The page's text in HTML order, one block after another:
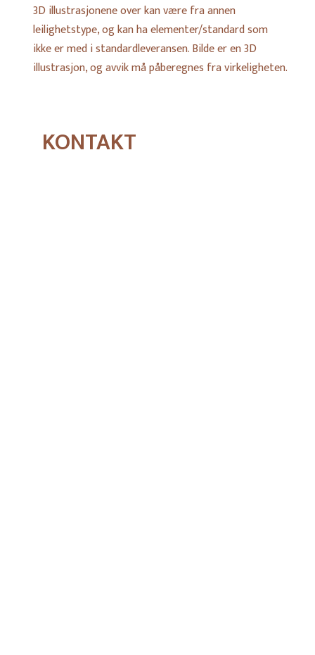
3D illustrasjonene over kan være fra annen
leilighetstype, og kan ha elementer/standard som
ikke er med i standardleveransen. Bilde er en 3D
illustrasjon, og avvik må påberegnes fra virkeligheten.
KONTAKT